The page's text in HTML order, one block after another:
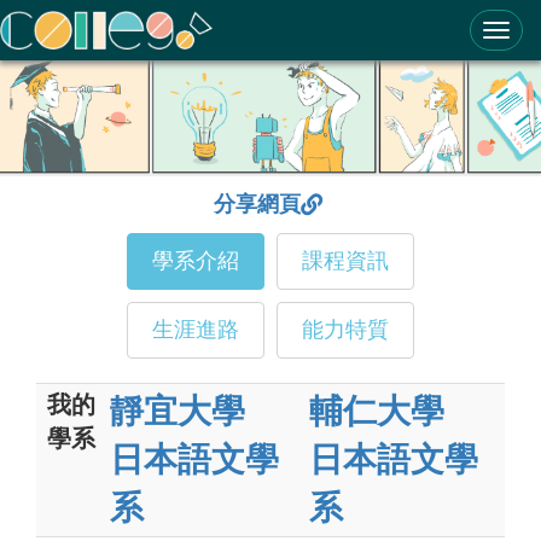
ColleGo! 大學選才與高中育才輔助系統
分享網頁
學系介紹 課程資訊
生涯進路 能力特質
我的
學系
靜宜大學
日本語文學
系
輔仁大學
日本語文學
系